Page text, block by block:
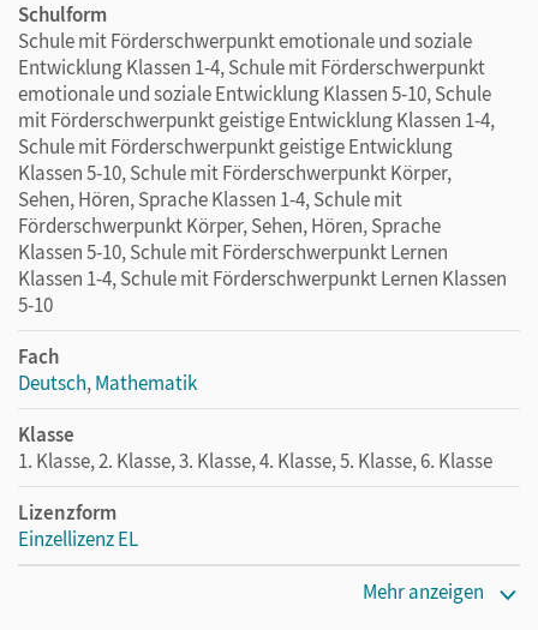
Schulform
Schule mit Förderschwerpunkt emotionale und soziale
Entwicklung Klassen 1-4, Schule mit Förderschwerpunkt
emotionale und soziale Entwicklung Klassen 5-10, Schule
mit Förderschwerpunkt geistige Entwicklung Klassen 1-4,
Schule mit Förderschwerpunkt geistige Entwicklung
Klassen 5-10, Schule mit Förderschwerpunkt Körper,
Sehen, Hören, Sprache Klassen 1-4, Schule mit
Förderschwerpunkt Körper, Sehen, Hören, Sprache
Klassen 5-10, Schule mit Förderschwerpunkt Lernen
Klassen 1-4, Schule mit Förderschwerpunkt Lernen Klassen
5-10
Fach
Deutsch,Mathematik
Klasse
1. Klasse, 2. Klasse, 3. Klasse, 4. Klasse, 5. Klasse, 6. Klasse
Lizenzform
Einzellizenz EL
Mehr anzeigen